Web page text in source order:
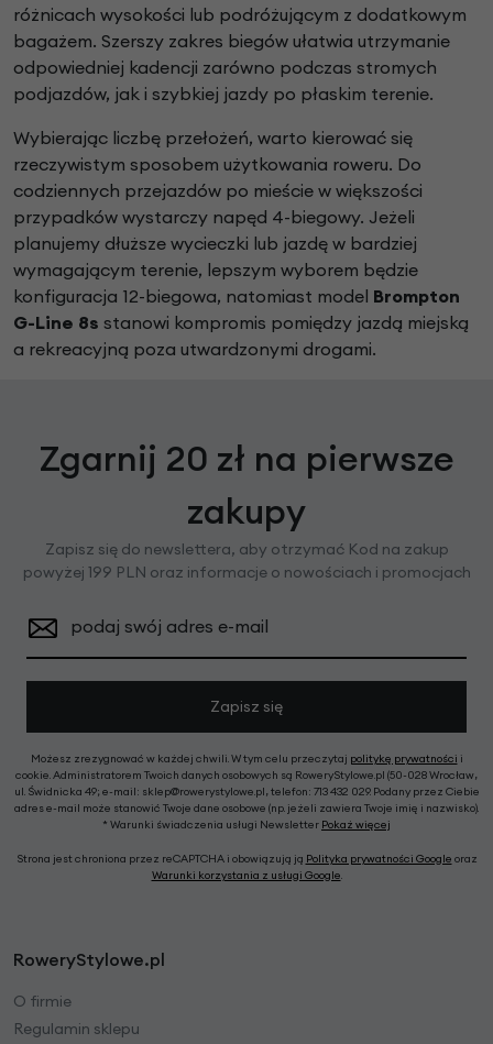
różnicach wysokości lub podróżującym z dodatkowym
bagażem. Szerszy zakres biegów ułatwia utrzymanie
odpowiedniej kadencji zarówno podczas stromych
podjazdów, jak i szybkiej jazdy po płaskim terenie.
Wybierając liczbę przełożeń, warto kierować się
rzeczywistym sposobem użytkowania roweru. Do
codziennych przejazdów po mieście w większości
przypadków wystarczy napęd 4-biegowy. Jeżeli
planujemy dłuższe wycieczki lub jazdę w bardziej
wymagającym terenie, lepszym wyborem będzie
konfiguracja 12-biegowa, natomiast model Brompton
G-Line 8s stanowi kompromis pomiędzy jazdą miejską
a rekreacyjną poza utwardzonymi drogami.
Zgarnij 20 zł na pierwsze
zakupy
Zapisz się do newslettera, aby otrzymać Kod na zakup
powyżej 199 PLN oraz informacje o nowościach i promocjach
podaj swój adres e-mail
Zapisz się
Możesz zrezygnować w każdej chwili. W tym celu przeczytaj politykę prywatności i
cookie. Administratorem Twoich danych osobowych są RoweryStylowe.pl (50-028 Wrocław,
ul. Świdnicka 49; e-mail: sklep@rowerystylowe.pl, telefon: 713 432 029. Podany przez Ciebie
adres e-mail może stanowić Twoje dane osobowe (np. jeżeli zawiera Twoje imię i nazwisko).
* Warunki świadczenia usługi Newsletter Pokaż więcej
Strona jest chroniona przez reCAPTCHA i obowiązują ją Polityka prywatności Google oraz
Warunki korzystania z usługi Google
RoweryStylowe.pl
O firmie
Regulamin sklepu